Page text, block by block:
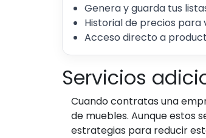
Genera y guarda tus
Historial de precios
Acceso directo a
Servicios
Cuando contratas una
de muebles. Aunque estos
estrategias para reducir